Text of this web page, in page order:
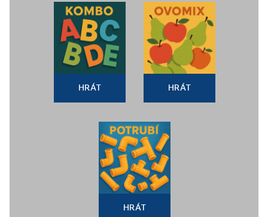
HRÁT HRÁT
HRÁT